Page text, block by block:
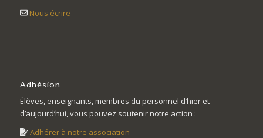
Nous écrire
Adhésion
Élèves, enseignants, membres du personnel d’hier et
d’aujourd’hui, vous pouvez soutenir notre action :
Adhérer à notre association